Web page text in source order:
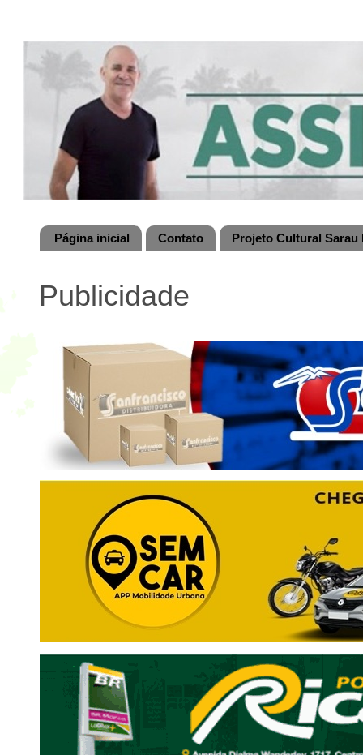
Página inicial Contato Projeto Cultural
Publicidade